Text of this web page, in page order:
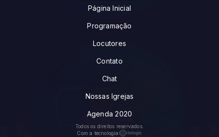
Página Inicial
Programação
Locutores
Contato
Chat
Nossas Igrejas
Agenda 2020
Todos os direitos reservados.
Com a tecnologia